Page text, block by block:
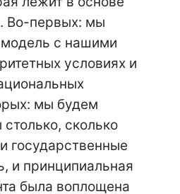
Во-первых: мы
модель с нашими
условиях и
мы будем
сколько
государственные
и принципиальная
была воплощена